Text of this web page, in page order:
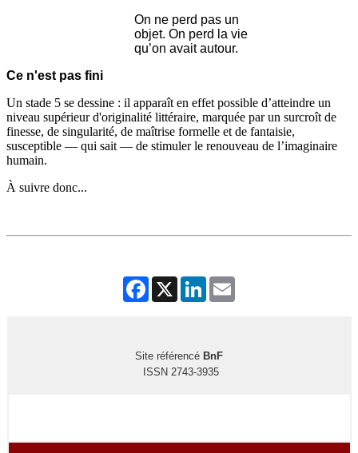
On ne perd pas un
objet. On perd la vie
qu’on avait autour.
Ce n'est pas fini
Un stade 5 se dessine : il apparaît en effet possible d’atteindre un
niveau supérieur d'originalité littéraire, marquée par un surcroît de
finesse, de singularité, de maîtrise formelle et de fantaisie,
susceptible — qui sait — de stimuler le renouveau de l’imaginaire
humain.
À suivre donc...
Facebook
X LinkedIn
Site référencé BnF
ISSN 2743-3935